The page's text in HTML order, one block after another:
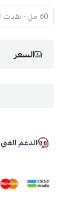
60 مل - نفدت الكمية
السعر
الدعم الفني